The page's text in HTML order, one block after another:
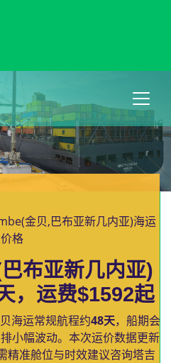
金贝,巴布亚新几内亚)海运
价格
布亚新几内亚)
，运费$1592起
海运常规航程约48天，船期会
小幅波动。本次运价数据更新
精准舱位与时效建议咨询塔吉